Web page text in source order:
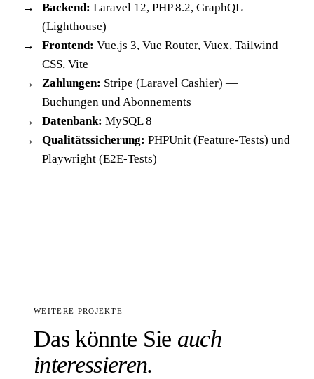
Backend: Laravel 12, PHP 8.2, GraphQL
(Lighthouse)
Frontend: Vue.js 3, Vue Router, Vuex, Tailwind
CSS, Vite
Zahlungen: Stripe (Laravel Cashier) —
Buchungen und Abonnements
Datenbank: MySQL 8
Qualitätssicherung: PHPUnit (Feature-Tests) und
Playwright (E2E-Tests)
WEITERE PROJEKTE
Das könnte Sie auch
interessieren.